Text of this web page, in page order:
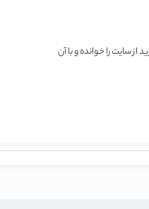
از سایترا خوانده و با آن